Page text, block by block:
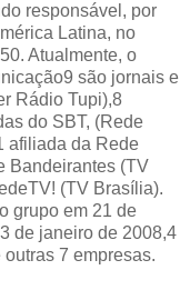
responsável, por
Latina, no
Atualmente, o
são jornais e
Rádio Tupi),8
do SBT, (Rede
afiliada da Rede
Bandeirantes (TV
(TV Brasília).
grupo em 21 de
de janeiro de 2008,4
7 empresas.